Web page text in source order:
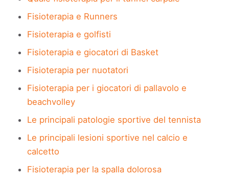
Fisioterapia e Runners
Fisioterapia e golfisti
Fisioterapia e giocatori di Basket
Fisioterapia per nuotatori
Fisioterapia per i giocatori di pallavolo e
beachvolley
Le principali patologie sportive del tennista
Le principali lesioni sportive nel calcio e
calcetto
Fisioterapia per la spalla dolorosa